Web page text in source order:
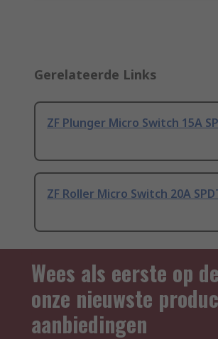
Gerelateerde Links
ZF Plunger Micro Switch 15A
ZF Roller Micro Switch 20A
Wees als eerste op
onze nieuwste
aanbiedingen